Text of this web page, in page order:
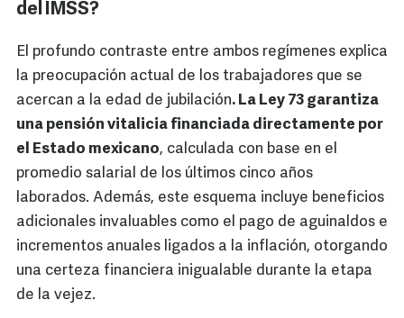
del IMSS?
El profundo contraste entre ambos regímenes explica
la preocupación actual de los trabajadores que se
acercan a la edad de jubilación. La Ley 73 garantiza
una pensión vitalicia financiada directamente por
el Estado mexicano, calculada con base en el
promedio salarial de los últimos cinco años
laborados. Además, este esquema incluye beneficios
adicionales invaluables como el pago de aguinaldos e
incrementos anuales ligados a la inflación, otorgando
una certeza financiera inigualable durante la etapa
de la vejez.